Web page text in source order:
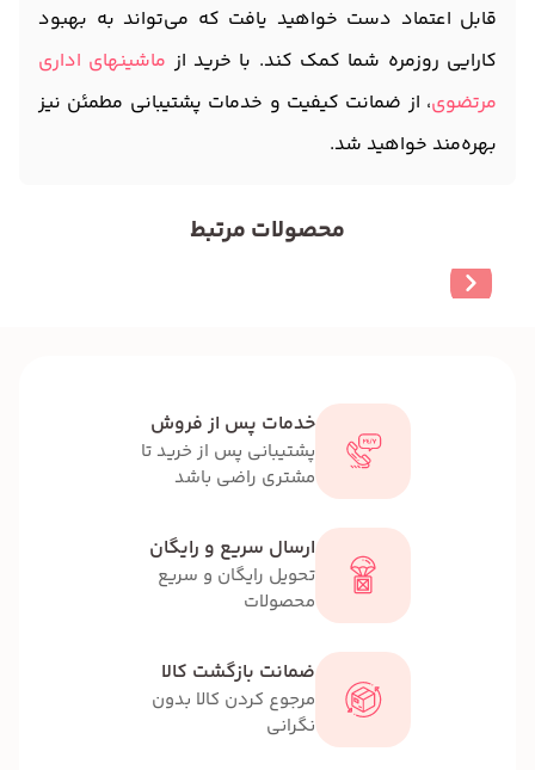
قابل اعتماد دست خواهید یافت که می‌تواند به بهبود
کارایی روزمره شما کمک کند. با خرید از ماشینهای اداری
مرتضوی، از ضمانت کیفیت و خدمات پشتیبانی مطمئن نیز
بهره‌مند خواهید شد.
محصولات مرتبط
خدمات پس از فروش
پشتیبانی پس از خرید تا
مشتری راضی باشد
ارسال سریع و رایگان
تحویل رایگان و سریع
محصولات
ضمانت بازگشت کالا
مرجوع کردن کالا بدون
نگرانی